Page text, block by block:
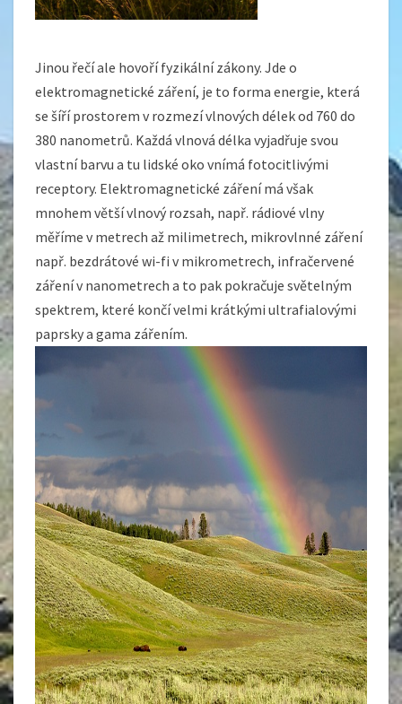
Jinou řečí ale hovoří fyzikální zákony. Jde o
elektromagnetické záření, je to forma energie, která
se šíří prostorem v rozmezí vlnových délek od 760 do
380 nanometrů. Každá vlnová délka vyjadřuje svou
vlastní barvu a tu lidské oko vnímá fotocitlivými
receptory. Elektromagnetické záření má však
mnohem větší vlnový rozsah, např. rádiové vlny
měříme v metrech až milimetrech, mikrovlnné záření
např. bezdrátové wi-fi v mikrometrech, infračervené
záření v nanometrech a to pak pokračuje světelným
spektrem, které končí velmi krátkými ultrafialovými
paprsky a gama zářením.